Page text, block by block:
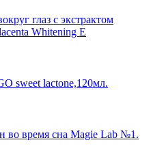
глаз с экстрактом
Whitening E
sweet lactone,120мл.
во время сна Magie Lab №1.